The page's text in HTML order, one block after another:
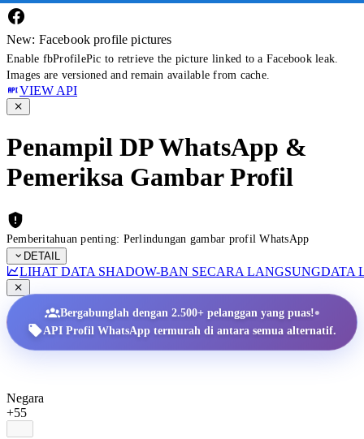
New: Facebook profile pictures
Enable fbProfilePic to retrieve the picture linked to a Facebook leak.
Images are versioned and remain available from cache.
VIEW API
Penampil DP WhatsApp &
Pemeriksa Gambar Profil
Pemberitahuan penting: Perlindungan gambar profil WhatsApp
DETAIL
LIHAT DATA SHADOW-BAN SECARA LANGSUNGDATA
Bergabunglah dengan 2.500+ pelanggan yang puas!•
API Profil WhatsApp termurah di antara semua alternatif.
Negara
+55